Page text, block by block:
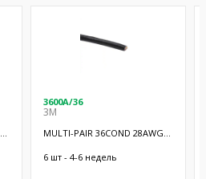
3600A/36
3M
MULTI-PAIR 36COND 28AWG
6 шт - 4-6 недель